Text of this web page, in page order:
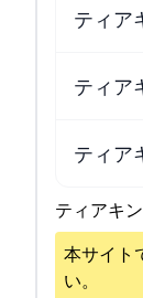
ティア
ティア
ティア
ティアキ
本サイト
い。